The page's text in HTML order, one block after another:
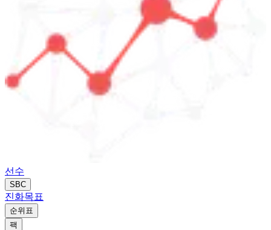
선수
SBC
진화목표
순위표
팩